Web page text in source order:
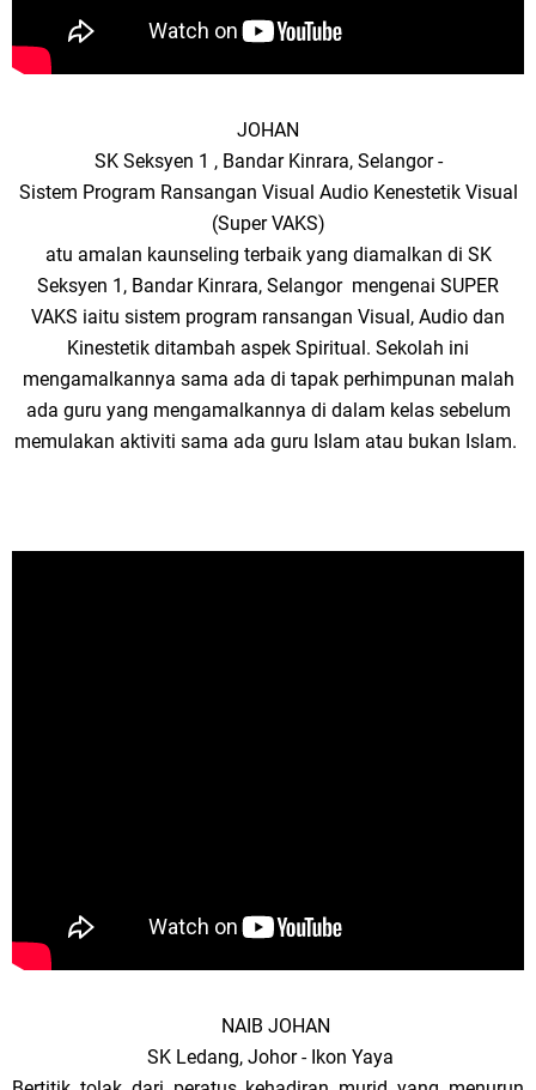
JOHAN
SK Seksyen 1 , Bandar Kinrara, Selangor -
Sistem Program Ransangan Visual Audio Kenestetik Visual
(Super VAKS)
atu amalan kaunseling terbaik yang diamalkan di SK
Seksyen 1, Bandar Kinrara, Selangor mengenai SUPER
VAKS iaitu sistem program ransangan Visual, Audio dan
Kinestetik ditambah aspek Spiritual. Sekolah ini
mengamalkannya sama ada di tapak perhimpunan malah
ada guru yang mengamalkannya di dalam kelas sebelum
memulakan aktiviti sama ada guru Islam atau bukan Islam.
NAIB JOHAN
SK Ledang, Johor - Ikon Yaya